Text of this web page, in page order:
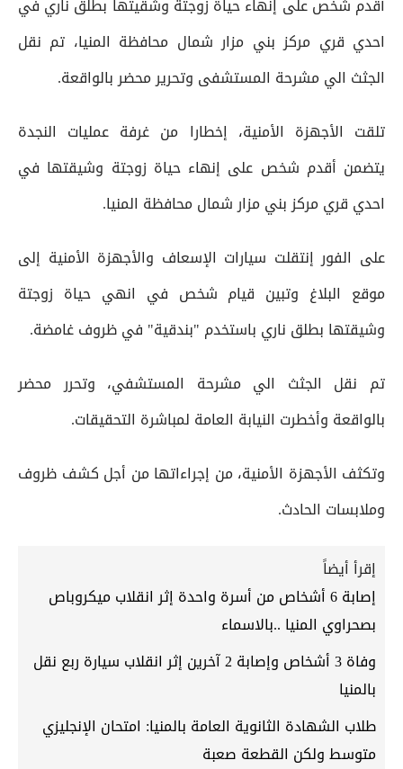
أقدم شخص على إنهاء حياة زوجتة وشقيتها بطلق ناري في
احدي قري مركز بني مزار شمال محافظة المنيا، تم نقل
الجثث الي مشرحة المستشفى وتحرير محضر بالواقعة.
تلقت الأجهزة الأمنية، إخطارا من غرفة عمليات النجدة
يتضمن أقدم شخص على إنهاء حياة زوجتة وشيقتها في
احدي قري مركز بني مزار شمال محافظة المنيا.
على الفور إنتقلت سيارات الإسعاف والأجهزة الأمنية إلى
موقع البلاغ وتبين قيام شخص في انهي حياة زوجتة
وشيقتها بطلق ناري باستخدم "بندقية" في ظروف غامضة.
تم نقل الجثث الي مشرحة المستشفي، وتحرر محضر
بالواقعة وأخطرت النيابة العامة لمباشرة التحقيقات.
وتكثف الأجهزة الأمنية، من إجراءاتها من أجل كشف ظروف
وملابسات الحادث.
إقرأ أيضاً
إصابة 6 أشخاص من أسرة واحدة إثر انقلاب ميكروباص
بصحراوي المنيا ..بالاسماء
وفاة 3 أشخاص وإصابة 2 آخرين إثر انقلاب سيارة ربع نقل
بالمنيا
طلاب الشهادة الثانوية العامة بالمنيا: امتحان الإنجليزي
متوسط ولكن القطعة صعبة